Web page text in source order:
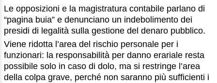
Le opposizioni e la magistratura contabile parlano di
“pagina buia” e denunciano un indebolimento dei
presidi di legalità sulla gestione del denaro pubblico.
Viene ridotta l’area del rischio personale per i
funzionari: la responsabilità per danno erariale resta
possibile solo in caso di dolo, ma si restringe l’area
della colpa grave, perché non saranno più sufficienti i